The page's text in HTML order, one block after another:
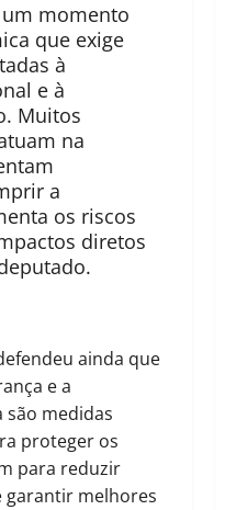
um momento
que exige
à
e à
Muitos
na
a
os riscos
diretos
ainda que
e a
são medidas
proteger os
para reduzir
garantir melhores